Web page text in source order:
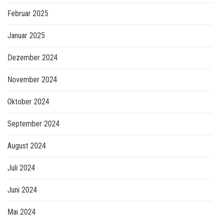
Februar 2025
Januar 2025
Dezember 2024
November 2024
Oktober 2024
September 2024
August 2024
Juli 2024
Juni 2024
Mai 2024